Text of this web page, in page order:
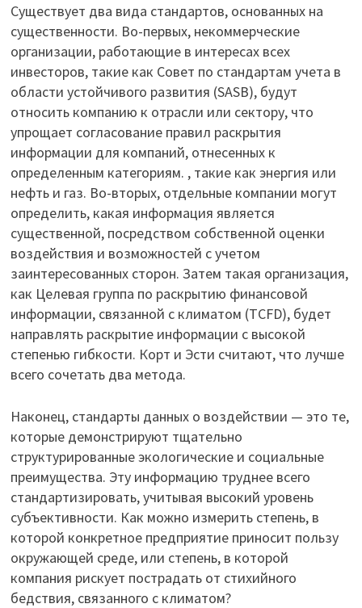
Существует два вида стандартов, основанных на
существенности. Во-первых, некоммерческие
организации, работающие в интересах всех
инвесторов, такие как Совет по стандартам учета в
области устойчивого развития (SASB), будут
относить компанию к отрасли или сектору, что
упрощает согласование правил раскрытия
информации для компаний, отнесенных к
определенным категориям. , такие как энергия или
нефть и газ. Во-вторых, отдельные компании могут
определить, какая информация является
существенной, посредством собственной оценки
воздействия и возможностей с учетом
заинтересованных сторон. Затем такая организация,
как Целевая группа по раскрытию финансовой
информации, связанной с климатом (TCFD), будет
направлять раскрытие информации с высокой
степенью гибкости. Корт и Эсти считают, что лучше
всего сочетать два метода.
Наконец, стандарты данных о воздействии — это те,
которые демонстрируют тщательно
структурированные экологические и социальные
преимущества. Эту информацию труднее всего
стандартизировать, учитывая высокий уровень
субъективности. Как можно измерить степень, в
которой конкретное предприятие приносит пользу
окружающей среде, или степень, в которой
компания рискует пострадать от стихийного
бедствия, связанного с климатом?